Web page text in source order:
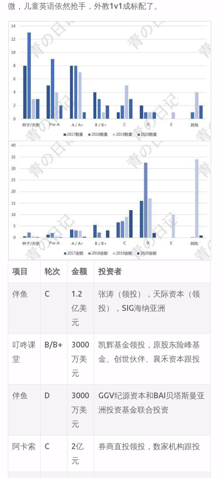
微，儿童英语依然抢手，外教1v1成标配了。
项目 轮次 金额 投资者
伴鱼 C
1.2
亿美
元
张涛（领投），天际资本（领
投），SIG海纳亚洲
叮咚课
堂
B/B+
3000
万美
元
凯辉基金领投，原股东险峰基
金、创世伙伴、襄禾资本跟投
伴鱼 D
3000
万美
元
GGV纪源资本和BAI贝塔斯曼亚
洲投资基金联合投资
阿卡索 C
2亿
元
券商直投领投，数家机构跟投